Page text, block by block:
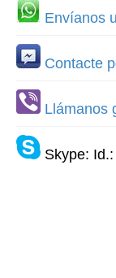
Envíanos
Contacte
Llámanos
Skype: Id.: